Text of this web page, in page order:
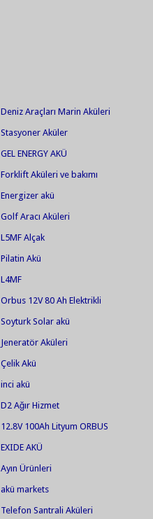
Deniz Araçları Marin Aküleri
Stasyoner Aküler
GEL ENERGY AKÜ
Forklift Aküleri ve bakımı
Yapılır
Energizer akü
Golf Aracı Aküleri
L5MF Alçak
Pilatin Akü
L4MF
Orbus 12V 80 Ah Elektrikli
Bisiklet Aküsü
Soyturk Solar akü
Jeneratör Aküleri
Çelik Akü
inci akü
D2 Ağır Hizmet
12.8V 100Ah Lityum ORBUS
EXIDE AKÜ
Ayın Ürünleri
akü markets
Telefon Santrali Aküleri